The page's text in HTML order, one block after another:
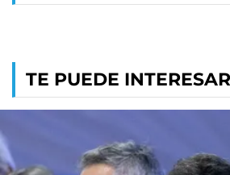
TE PUEDE INTERESAR